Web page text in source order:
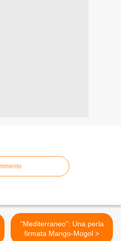
"Mediterraneo": Una perla
firmata Mango-Mogol >